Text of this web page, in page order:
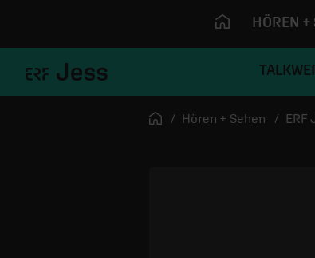
HÖREN +
Startseite
Hören + Sehen ERF